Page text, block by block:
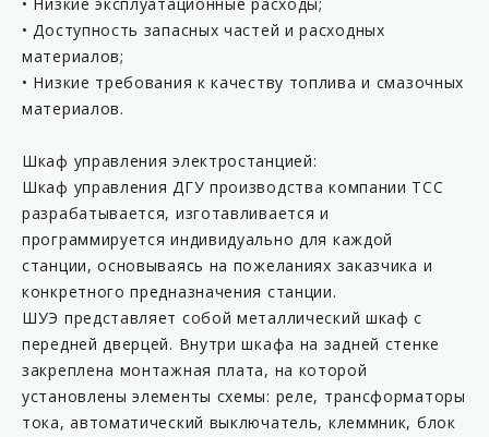
• Доступность запасных частей и расходных
материалов;
• Низкие требования к качеству топлива и смазочных
материалов.
Шкаф управления электростанцией:
Шкаф управления ДГУ производства компании ТСС
разрабатывается, изготавливается и
программируется индивидуально для каждой
станции, основываясь на пожеланиях заказчика и
конкретного предназначения станции.
ШУЭ представляет собой металлический шкаф с
передней дверцей. Внутри шкафа на задней стенке
закреплена монтажная плата, на которой
установлены элементы схемы: реле, трансформаторы
тока, автоматический выключатель, клеммник, блок